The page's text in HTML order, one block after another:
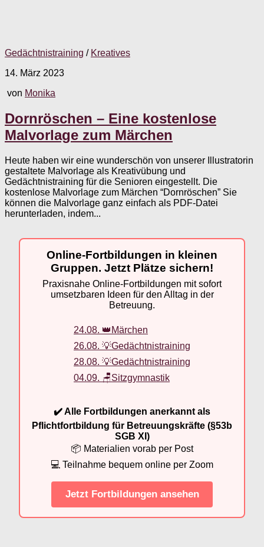
Gedächtnistraining / Kreatives
14. März 2023
von Monika
Dornröschen – Eine kostenlose
Malvorlage zum Märchen
Heute haben wir eine wunderschön von unserer Illustratorin
gestaltete Malvorlage als Kreativübung und
Gedächtnistraining für die Senioren eingestellt. Die
kostenlose Malvorlage zum Märchen “Dornröschen” Sie
können die Malvorlage ganz einfach als PDF-Datei
herunterladen, indem...
Online-Fortbildungen in kleinen
Gruppen. Jetzt Plätze sichern!
Praxisnahe Online-Fortbildungen mit sofort
umsetzbaren Ideen für den Alltag in der
Betreuung.
24.08. 👑Märchen
26.08. 💡Gedächtnistraining
28.08. 💡Gedächtnistraining
04.09. 🪑Sitzgymnastik
✔️ Alle Fortbildungen anerkannt als
Pflichtfortbildung für Betreuungskräfte (§53b
SGB XI)
📦 Materialien vorab per Post
💻 Teilnahme bequem online per Zoom
Jetzt Fortbildungen ansehen